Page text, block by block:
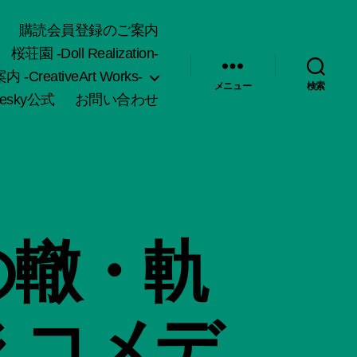
購読会員登録のご案内
桜荘園 -Doll Realization-
内 -CreativeArt Works-
公式
お問い合わせ
メニュー 検索
・軌